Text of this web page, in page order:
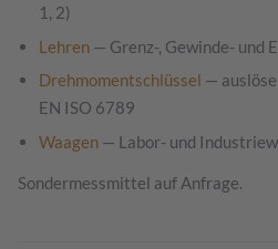
1, 2)
Lehren — Grenz-, Gewinde- und
Drehmomentschlüssel —
EN ISO 6789
Waagen — Labor- und
Sondermessmittel auf Anfrage.